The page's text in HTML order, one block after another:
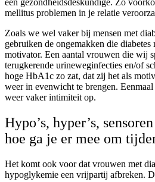
een gezondheidsdeskundige. Zo
mellitus problemen in je relatie
Zoals we wel vaker bij mensen met
gebruiken de ongemakken die diabetes
motivator. Een aantal vrouwen die wij
terugkerende urineweginfecties en/of
hoge HbA1c zo zat, dat zij het als
weer in evenwicht te brengen.
weer vaker intimiteit op.
Hypo’s, hyper’s,
hoe ga je er mee om
Het komt ook voor dat vrouwen met
hypoglykemie een vrijpartij afbreken.